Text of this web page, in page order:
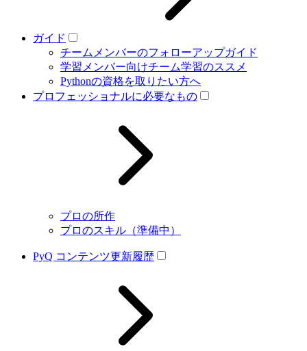
ガイド
チームメンバーのフォローアップガイド
学習メンバー向けチーム学習のススメ
Pythonの資格を取りたい方へ
プロフェッショナルに必要なもの
プロの所作
プロのスキル（準備中）
PyQ コンテンツ更新履歴